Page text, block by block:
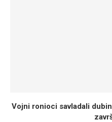
Vojni ronioci savladali